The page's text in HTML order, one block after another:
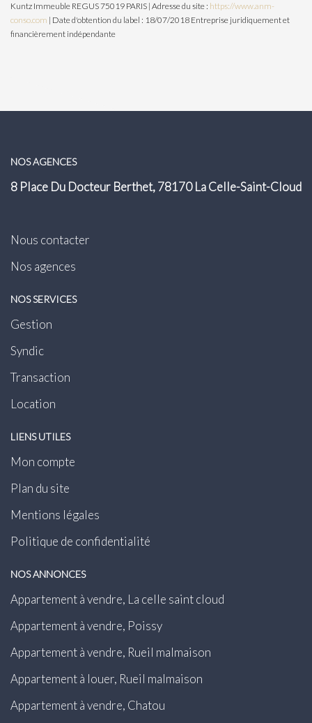
Kuntz Immeuble REGUS 75019 PARIS | Adresse du site : https://www.anm-
conso.com | Date d'obtention du label : 18/07/2018 Entreprise juridiquement et
financièrement indépendante
NOS AGENCES
8 Place Du Docteur Berthet, 78170 La Celle-Saint-Cloud
Nous contacter
Nos agences
NOS SERVICES
Gestion
Syndic
Transaction
Location
LIENS UTILES
Mon compte
Plan du site
Mentions légales
Politique de confidentialité
NOS ANNONCES
Appartement à vendre, La celle saint cloud
Appartement à vendre, Poissy
Appartement à vendre, Rueil malmaison
Appartement à louer, Rueil malmaison
Appartement à vendre, Chatou